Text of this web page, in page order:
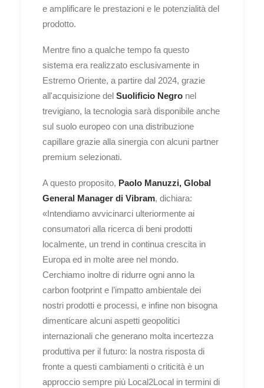
e amplificare le prestazioni e le potenzialità del
prodotto.
Mentre fino a qualche tempo fa questo
sistema era realizzato esclusivamente in
Estremo Oriente, a partire dal 2024, grazie
all'acquisizione del Suolificio Negro nel
trevigiano, la tecnologia sarà disponibile anche
sul suolo europeo con una distribuzione
capillare grazie alla sinergia con alcuni partner
premium selezionati.
A questo proposito, Paolo Manuzzi, Global
General Manager di Vibram, dichiara:
«Intendiamo avvicinarci ulteriormente ai
consumatori alla ricerca di beni prodotti
localmente, un trend in continua crescita in
Europa ed in molte aree nel mondo.
Cerchiamo inoltre di ridurre ogni anno la
carbon footprint e l’impatto ambientale dei
nostri prodotti e processi, e infine non bisogna
dimenticare alcuni aspetti geopolitici
internazionali che generano molta incertezza
produttiva per il futuro: la nostra risposta di
fronte a questi cambiamenti o criticità è un
approccio sempre più Local2Local in termini di